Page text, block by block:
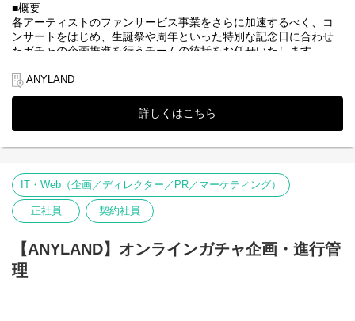
■概要
各アーティストのファンサービス事業をさらに加速するべく、コ
ンサートをはじめ、生誕祭や周年といった特別な記念日に合わせ
たガチャの企画推進を行うチームの統括をお任せいたします。
▼当社について
株式会社ANYLAND（
や、公式アプリサービスなどのファンサービス事業を運営してお
り、「すべてのワクワクの裏側に」というミッションの下、アー
ティスト・タレントとファンとの間に絆を深めることを目指して
います。
業界のリーディングカンパニー”として成長することをビジョンと
して掲げ、常に新しい挑戦を恐れず、一人ひとりの感動を共有し
ながら、これまでにない価値を生み出す未来を築いていく仲間を
募集中です。
■主な業務内容
・オンラインガチャ事業全体の事業戦略策定、およびPL（収益、
ANYLAND
詳しくはこちら
IT・Web（企画／ディレクター／PR／マーケティング）
正社員 契約社員
【ANYLAND】オンラインガチャ企画・進行管
理